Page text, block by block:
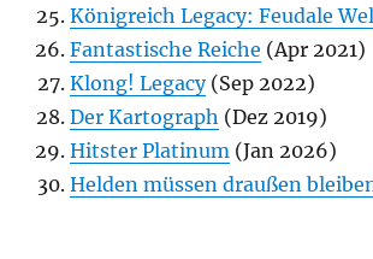
Königreich Legacy: Feudale
Fantastische Reiche (Apr 2021)
Klong! Legacy(Sep 2022)
Der Kartograph (Dez 2019)
Hitster Platinum (Jan 2026)
Helden müssen draußen